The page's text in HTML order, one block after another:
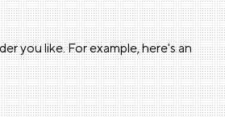
you like. For example, here's an